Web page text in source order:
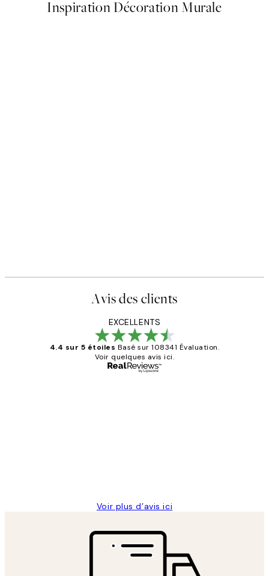
Inspiration Décoration Murale
Avis des clients
EXCELLENTS
4.4 sur 5 étoiles Basé sur 108341 Évaluation.
Voir quelques avis ici.
Voir plus d’avis ici